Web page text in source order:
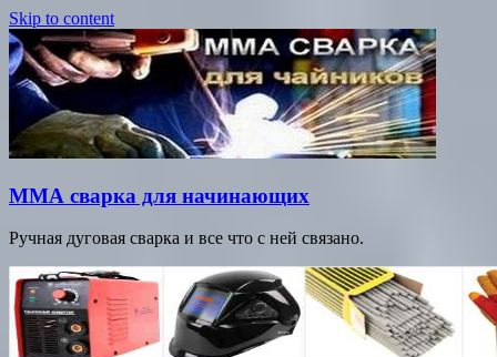
Skip to content
ММА сварка для начинающих
Ручная дуговая сварка и все что с ней связано.